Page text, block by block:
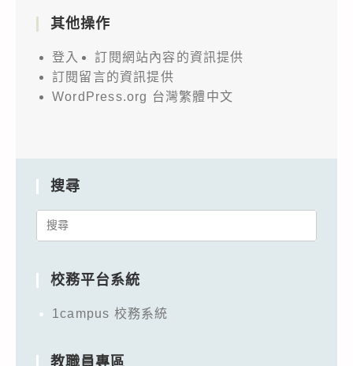
其他操作
登入
訂閱網站內容的資訊提供
訂閱留言的資訊提供
WordPress.org 台灣繁體中文
搜尋
Search
校務平台系統
1campus 校務系統
教職員專區